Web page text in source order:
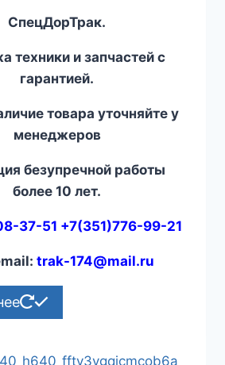
СпецДорТрак.
техники и запчастей с
гарантией.
товара уточняйте у
менеджеров
безупречной работы
более 10 лет.
37-51 +7(351)776-99-21
trak-174@mail.ru